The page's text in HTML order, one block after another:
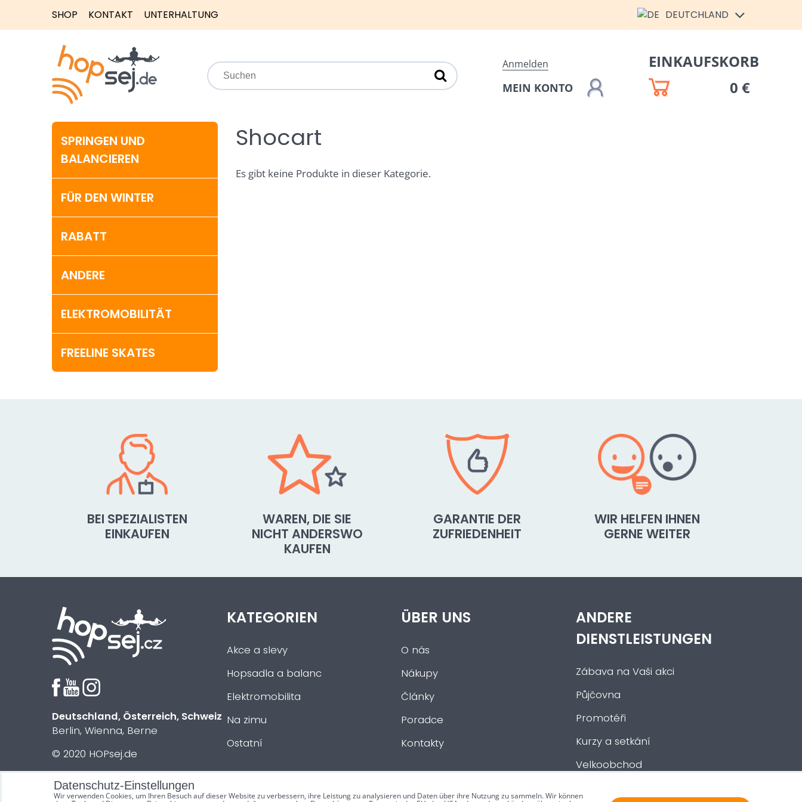
SHOP KONTAKT UNTERHALTUNG DEUTCHLAND
Anmelden
MEIN KONTO
EINKAUFSKORB
0 €
SPRINGEN UND
BALANCIEREN
FÜR DEN WINTER
RABATT
ANDERE
ELEKTROMOBILITÄT
FREELINE SKATES
Shocart
Es gibt keine Produkte in dieser Kategorie.
BEI SPEZIALISTEN
EINKAUFEN
WAREN, DIE SIE
NICHT ANDERSWO
KAUFEN
GARANTIE DER
ZUFRIEDENHEIT
WIR HELFEN IHNEN
GERNE WEITER
Deutschland, Österreich, Schweiz
Berlin, Wienna, Berne
© 2020 HOPsej.de
KATEGORIEN
Akce a slevy
Hopsadla a balanc
Elektromobilita
Na zimu
Ostatní
ÜBER UNS
O nás
Nákupy
Články
Poradce
Kontakty
ANDERE
DIENSTLEISTUNGEN
Zábava na Vaši akci
Půjčovna
Promotéři
Kurzy a setkání
Velkoobchod
Datenschutz-Einstellungen
Wir verwenden Cookies, um Ihren Besuch auf dieser Website zu verbessern, ihre Leistung zu analysieren und Daten über ihre Nutzung zu sammeln. Wir können